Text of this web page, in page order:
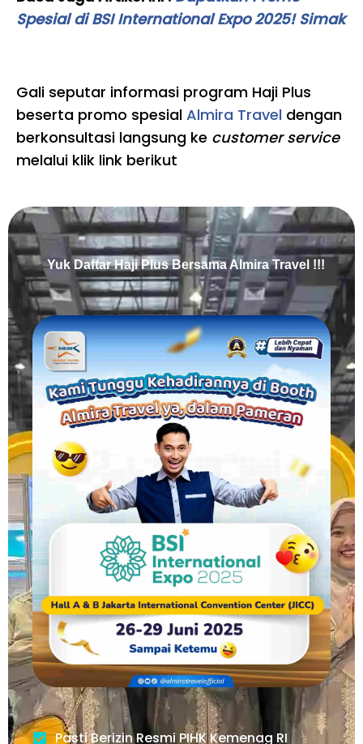
Spesial di BSI International Expo 2025! Simak
Gali seputar informasi program Haji Plus
beserta promo spesial Almira Travel dengan
berkonsultasi langsung ke customer service
melalui klik link berikut
Yuk Daftar Haji Plus Bersama Almira Travel !!!
Pasti Berizin Resmi PIHK Kemenag RI